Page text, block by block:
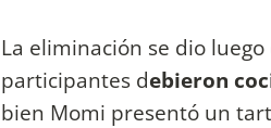
La eliminación se dio
participantes debieron
bien Momi presentó un